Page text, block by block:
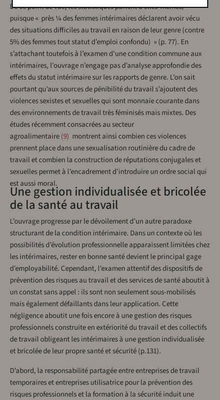
De ce point de vue, les statistiques parlent d’elles-mêmes,
puisque « près ¼ des femmes intérimaires déclarent avoir vécu
des situations difficiles au travail en raison de leur genre (contre
5% des femmes tout statut d’emploi confondu) » (p. 77). En
s’attachant toutefois à l’examen d’une condition commune aux
intérimaires, l’ouvrage n’engage pas d’analyse approfondie des
effets du statut intérimaire sur les rapports de genre. L’on sait
pourtant qu’aux sources de pénibilité du travail s’ajoutent des
violences sexistes et sexuelles qui sont monnaie courante dans
des environnements de travail très féminisés mais mixtes. Des
études récemment consacrées au secteur
agroalimentaire 9 montrent ainsi combien ces violences
prennent place dans une sexualisation routinière du cadre de
travail et combien la construction de réputations conjugales et
sexuelles permet à l’encadrement d’introduire un ordre social qui
est aussi moral.
Une gestion individualisée et bricolée
de la santé au travail
L’ouvrage progresse par le dévoilement d’un autre paradoxe
structurant de la condition intérimaire. Dans un contexte où les
possibilités d’évolution professionnelle apparaissent limitées chez
les intérimaires, rester en bonne santé devient le principal gage
d’employabilité. Cependant, l’examen attentif des dispositifs de
prévention des risques au travail et des services de santé aboutit à
un constat sans appel : ils sont non seulement sous-mobilisés
mais également défaillants dans leur application. Cette
négligence aboutit une fois encore à une gestion des risques
professionnels construite en extériorité du travail et des collectifs
de travail obligeant les intérimaires à une gestion individualisée
et bricolée de leur propre santé et sécurité (p.131).
D’abord, la responsabilité partagée entre entreprises de travail
temporaires et entreprises utilisatrice pour la prévention des
risques professionnels et la formation à la sécurité induit une